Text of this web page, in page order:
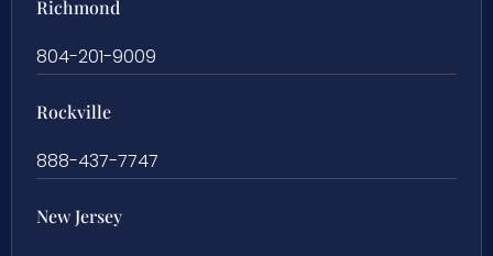
Richmond
804-201-9009
Rockville
888-437-7747
New Jersey